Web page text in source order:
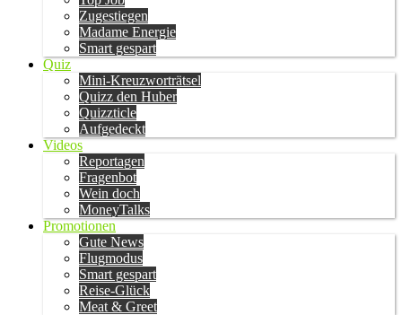
Zugestiegen
Madame Energie
Smart gespart
Quiz
Mini-Kreuzworträtsel
Quizz den Huber
Quizzticle
Aufgedeckt
Videos
Reportagen
Fragenbot
Wein doch
MoneyTalks
Promotionen
Gute News
Flugmodus
Smart gespart
Reise-Glück
Meat & Greet